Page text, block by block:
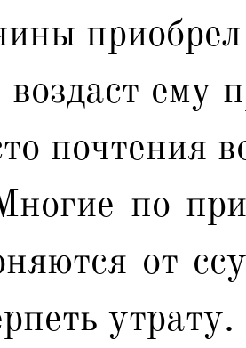
ему
почтения
по
от
утрату.